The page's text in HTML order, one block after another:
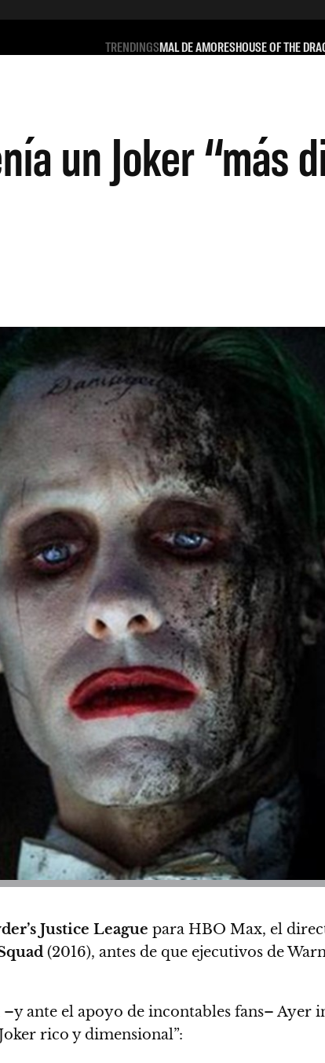
TRENDINGSMAL DE AMORESHOUSE OF THE
un Joker “más
Justice League para HBO Max, el
(2016), antes de que ejecutivos de
ante el apoyo de incontables fans– Ayer
rico y dimensional”: